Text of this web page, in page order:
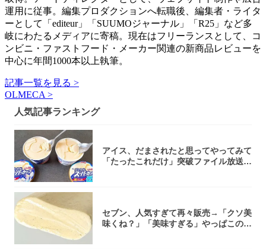
運用に従事。編集プロダクションへ転職後、編集者・ライタ
ーとして「editeur」「SUUMOジャーナル」「R25」など多
岐にわたるメディアに寄稿。現在はフリーランスとして、コ
ンビニ・ファストフード・メーカー関連の新商品レビューを
中心に年間1000本以上執筆。
記事一覧を見る >
OLMECA >
人気記事ランキング
アイス、だまされたと思ってやってみて
「たったこれだけ」突破ファイル放送で
セブン、人気すぎて再々販売→「クソ美
味くね？」「美味すぎる」やっぱこのク